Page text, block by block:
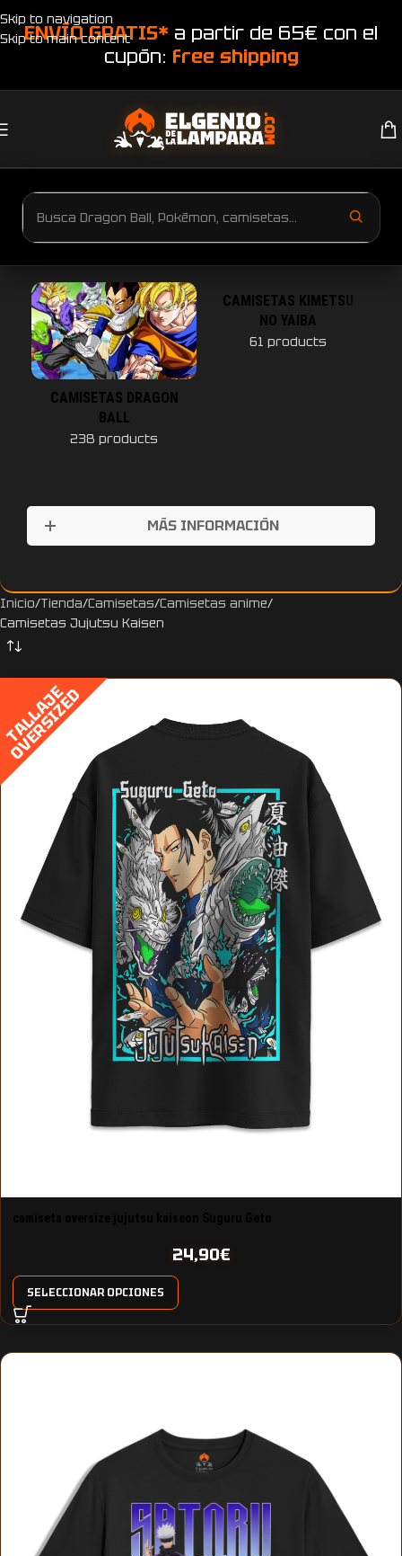
Skip to navigation
Skip to main content
ENVÍO GRATIS* a partir de 65€ con el
cupón: free shipping
CATEGORÍAS DE CAMISETAS ANIME
CAMISETAS DRAGON
BALL
238 products
CAMISETAS KIMETSU
NO YAIBA
61 products
MÁS INFORMACIÓN
Inicio Tienda Camisetas Camisetas anime
Camisetas Jujutsu Kaisen
24,90€
SELECCIONAR OPCIONES
T
A
L
L
A
J
E
O
V
E
R
S
I
Z
E
D